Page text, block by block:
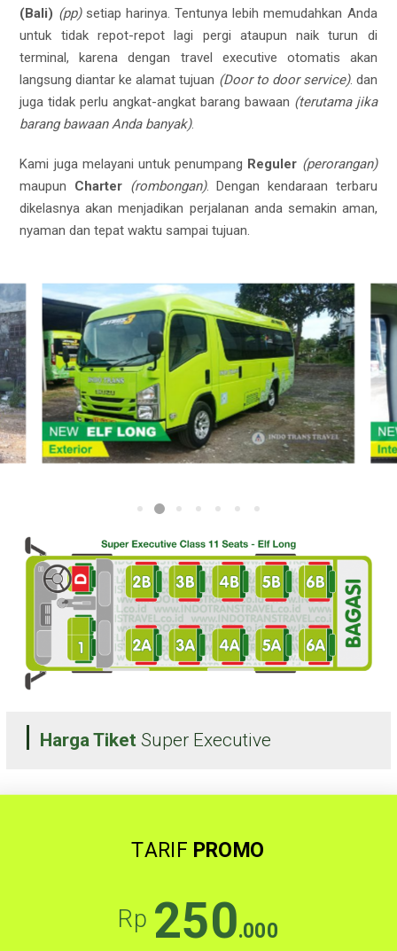
(Bali) (pp)setiap harinya. Tentunya lebih memudahkan Anda
untuk tidak repot-repot lagi pergi ataupun naik turun di
terminal, karena dengan travel executive otomatis akan
langsung diantar ke alamat tujuan (Door to door service). dan
juga tidak perlu angkat-angkat barang bawaan (terutama jika
barang bawaan Anda banyak).
Kami juga melayani untuk penumpang Reguler (perorangan)
maupun Charter (rombongan). Dengan kendaraan terbaru
dikelasnya akan menjadikan perjalanan anda semakin aman,
nyaman dan tepat waktu sampai tujuan.
Harga Tiket Super Executive
TARIF PROMO
Rp 250.000